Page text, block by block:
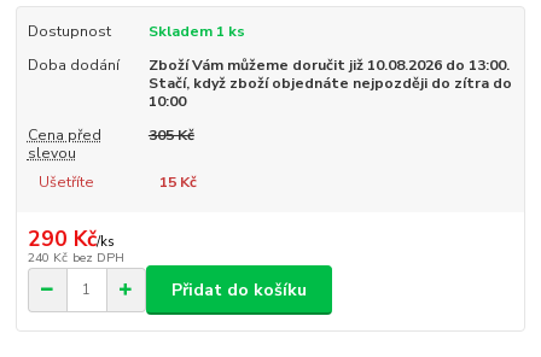
Dostupnost
Skladem 1 ks
Doba dodání
Zboží Vám můžeme doručit již 10.08.2026 do 13:00.
Stačí, když zboží objednáte nejpozději do zítra do
10:00
Cena před
slevou
305 Kč
Ušetříte 15 Kč
290 Kč/ks
240 Kč bez DPH
Přidat do košíku